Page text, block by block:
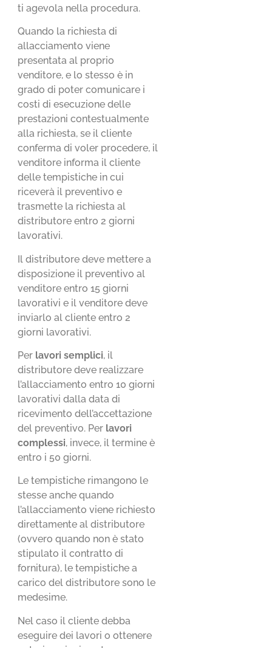
ti agevola nella procedura.
Quando la richiesta di
allacciamento viene
presentata al proprio
venditore, e lo stesso è in
grado di poter comunicare i
costi di esecuzione delle
prestazioni contestualmente
alla richiesta, se il cliente
conferma di voler procedere, il
venditore informa il cliente
delle tempistiche in cui
riceverà il preventivo e
trasmette la richiesta al
distributore entro 2 giorni
lavorativi.
Il distributore deve mettere a
disposizione il preventivo al
venditore entro 15 giorni
lavorativi e il venditore deve
inviarlo al cliente entro 2
giorni lavorativi.
Per lavori semplici, il
distributore deve realizzare
l’allacciamento entro 10 giorni
lavorativi dalla data di
ricevimento dell’accettazione
del preventivo. Per lavori
complessi, invece, il termine è
entro i 50 giorni.
Le tempistiche rimangono le
stesse anche quando
l’allacciamento viene richiesto
direttamente al distributore
(ovvero quando non è stato
stipulato il contratto di
fornitura), le tempistiche a
carico del distributore sono le
medesime.
Nel caso il cliente debba
eseguire dei lavori o ottenere